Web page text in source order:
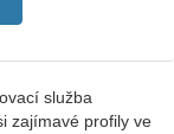
služba
zajímavé profily ve